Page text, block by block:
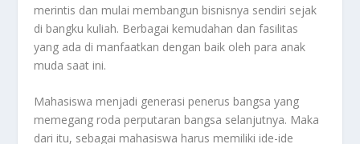
merintis dan mulai membangun bisnisnya sendiri sejak
di bangku kuliah. Berbagai kemudahan dan fasilitas
yang ada di manfaatkan dengan baik oleh para anak
muda saat ini.
Mahasiswa menjadi generasi penerus bangsa yang
memegang roda perputaran bangsa selanjutnya. Maka
dari itu, sebagai mahasiswa harus memiliki ide-ide